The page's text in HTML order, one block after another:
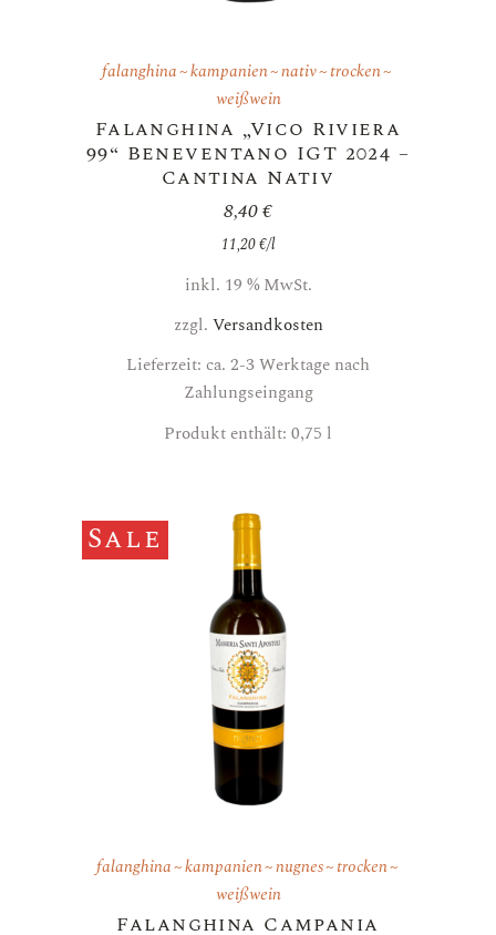
falanghina kampanien nativ trocken
weißwein
Falanghina „Vico Riviera
99“ Beneventano IGT 2024 –
Cantina Nativ
8,40€
11,20€/l
inkl. 19 % MwSt.
zzgl. Versandkosten
Lieferzeit: ca. 2-3 Werktage nach
Zahlungseingang
Produkt enthält: 0,75 l
Sale
falanghina kampanien nugnes trocken
weißwein
Falanghina Campania